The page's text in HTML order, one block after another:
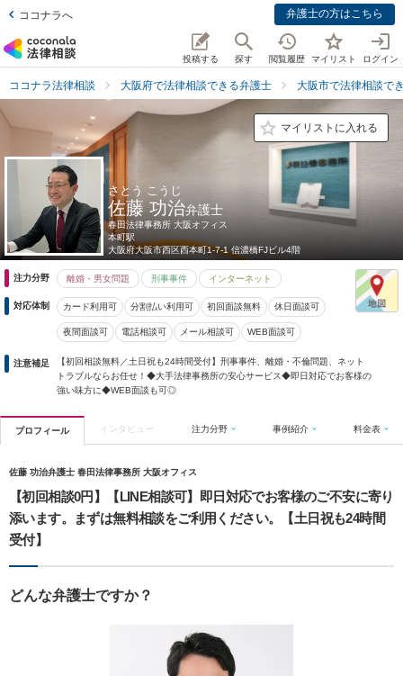
ココナラへ 弁護士の方はこちら
投稿する 探す 閲覧履歴 マイリスト ログイン
ココナラ法律相談 大阪府で法律相談できる弁護士 大阪市で法律相談で
マイリストに入れる
さとう こうじ
佐藤 功治弁護士
春田法律事務所 大阪オフィス
本町駅
大阪府大阪市西区西本町1-7-1 信濃橋FJビル4階
注力分野 離婚・男女問題 刑事事件 インターネット
対応体制 カード利用可 分割払い利用可 初回面談無料 休日面談可
夜間面談可 電話相談可 メール相談可 WEB面談可
注意補足
【初回相談無料／土日祝も24時間受付】刑事事件、離婚・不倫問題、ネット
トラブルならお任せ！◆大手法律事務所の安心サービス◆即日対応でお客様の
強い味方に◆WEB面談も可◎
プロフィール インタビュー 注力分野 事例紹介 料金表
佐藤 功治弁護士 春田法律事務所 大阪オフィス
【初回相談0円】【LINE相談可】即日対応でお客様のご不安に寄り
添います。まずは無料相談をご利用ください。【土日祝も24時間
受付】
どんな弁護士ですか？